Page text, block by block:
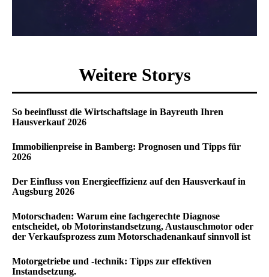
Weitere Storys
So beeinflusst die Wirtschaftslage in Bayreuth Ihren
Hausverkauf 2026
Immobilienpreise in Bamberg: Prognosen und Tipps für
2026
Der Einfluss von Energieeffizienz auf den Hausverkauf in
Augsburg 2026
Motorschaden: Warum eine fachgerechte Diagnose
entscheidet, ob Motorinstandsetzung, Austauschmotor oder
der Verkaufsprozess zum Motorschadenankauf sinnvoll ist
Motorgetriebe und -technik: Tipps zur effektiven
Instandsetzung.